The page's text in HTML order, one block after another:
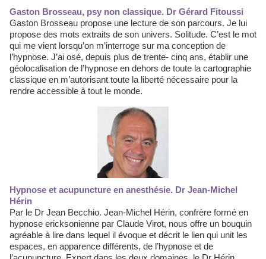
Gaston Brosseau, psy non classique. Dr Gérard Fitoussi
Gaston Brosseau propose une lecture de son parcours. Je lui
propose des mots extraits de son univers. Solitude. C’est le mot
qui me vient lorsqu’on m’interroge sur ma conception de
l’hypnose. J’ai osé, depuis plus de trente- cinq ans, établir une
géolocalisation de l’hypnose en dehors de toute la cartographie
classique en m’autorisant toute la liberté nécessaire pour la
rendre accessible à tout le monde.
Hypnose et acupuncture en anesthésie. Dr Jean-Michel
Hérin
Par le Dr Jean Becchio. Jean-Michel Hérin, confrère formé en
hypnose ericksonienne par Claude Virot, nous offre un bouquin
agréable à lire dans lequel il évoque et décrit le lien qui unit les
espaces, en apparence différents, de l’hypnose et de